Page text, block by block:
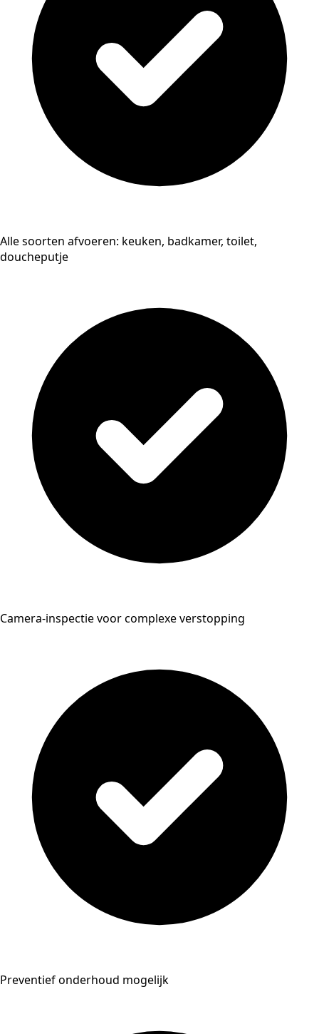
Alle soorten afvoeren: keuken, badkamer, toilet,
doucheputje
Camera-inspectie voor complexe verstopping
Preventief onderhoud mogelijk